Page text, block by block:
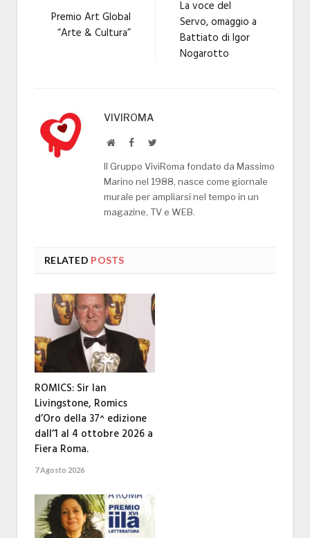
Premio Art Global
“Arte & Cultura”
La voce del
Servo, omaggio a
Battiato di Igor
Nogarotto
VIVIROMA
WebsiteFacebookTwitter
Il Gruppo ViviRoma fondato da Massimo
Marino nel 1988, nasce come giornale
murale per ampliarsi nel tempo in un
magazine, TV e WEB.
RELATED POSTS
ROMICS: Sir Ian
Livingstone, Romics
d’Oro della 37^ edizione
dall’1 al 4 ottobre 2026 a
Fiera Roma.
7 Agosto 2026